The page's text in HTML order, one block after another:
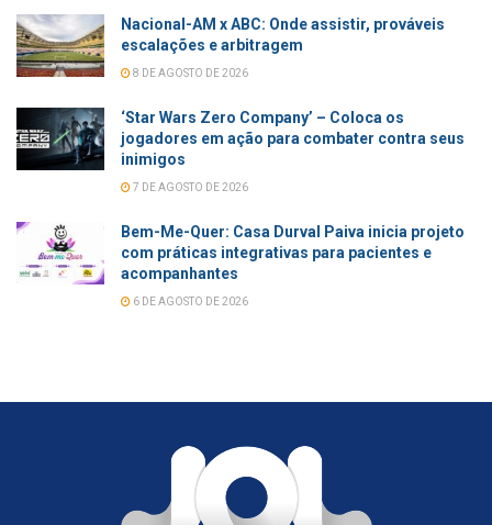
Nacional-AM x ABC: Onde assistir, prováveis
escalações e arbitragem
8 DE AGOSTO DE 2026
‘Star Wars Zero Company’ – Coloca os
jogadores em ação para combater contra seus
inimigos
7 DE AGOSTO DE 2026
Bem-Me-Quer: Casa Durval Paiva inicia projeto
com práticas integrativas para pacientes e
acompanhantes
6 DE AGOSTO DE 2026